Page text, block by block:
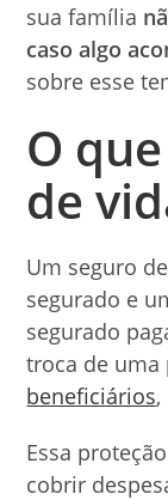
sua família
caso algo
sobre esse
O
de
Um seguro
segurado e
segurado
troca de uma
beneficiários
Essa
cobrir